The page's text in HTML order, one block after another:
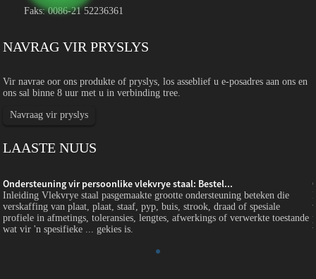
Faks: 0086-21 52236361
NAVRAG VIR PRYSLYS
Vir navrae oor ons produkte of pryslys, los asseblief u e-posadres aan ons en
ons sal binne 8 uur met u in verbinding tree.
Navraag vir pryslys
LAASTE NUUS
Ondersteuning vir persoonlike vlekvrye staal: Bestel...
Inleiding Vlekvrye staal pasgemaakte grootte ondersteuning beteken die
verskaffing van plaat, plaat, staaf, pyp, buis, strook, draad of spesiale
profiele in afmetings, toleransies, lengtes, afwerkings of verwerkte toestande
wat vir 'n spesifieke ... gekies is.